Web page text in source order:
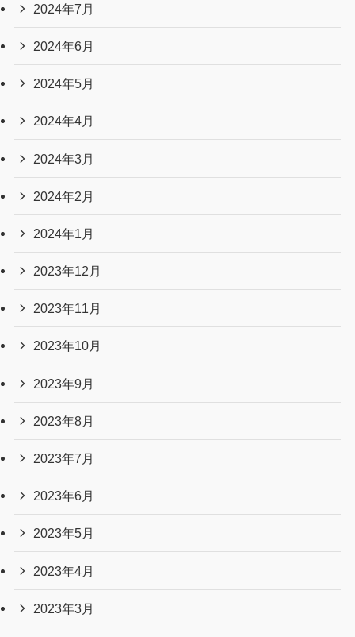
2024年7月
2024年6月
2024年5月
2024年4月
2024年3月
2024年2月
2024年1月
2023年12月
2023年11月
2023年10月
2023年9月
2023年8月
2023年7月
2023年6月
2023年5月
2023年4月
2023年3月